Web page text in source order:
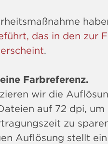
das in den zur
.
Farbreferenz.
wir die
auf 72 dpi, um
zu
Auflösung stellt ein